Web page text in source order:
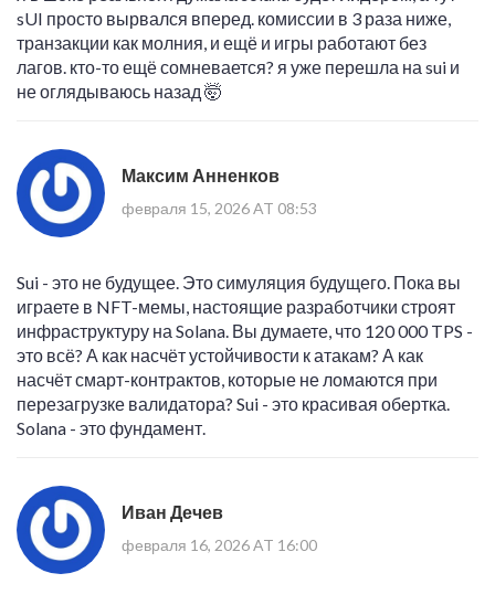
sUI просто вырвался вперед. комиссии в 3 раза ниже,
транзакции как молния, и ещё и игры работают без
лагов. кто-то ещё сомневается? я уже перешла на sui и
не оглядываюсь назад 🤯
Максим Анненков
февраля 15, 2026 AT 08:53
Sui - это не будущее. Это симуляция будущего. Пока вы
играете в NFT-мемы, настоящие разработчики строят
инфраструктуру на Solana. Вы думаете, что 120 000 TPS -
это всё? А как насчёт устойчивости к атакам? А как
насчёт смарт-контрактов, которые не ломаются при
перезагрузке валидатора? Sui - это красивая обертка.
Solana - это фундамент.
Иван Дечев
февраля 16, 2026 AT 16:00